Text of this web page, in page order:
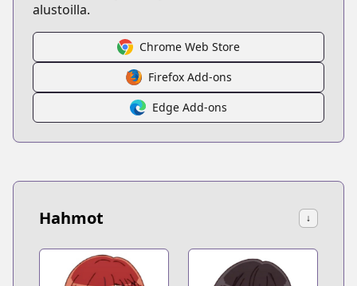
alustoilla.
Chrome Web Store
Firefox Add-ons
Edge Add-ons
Hahmot ↓